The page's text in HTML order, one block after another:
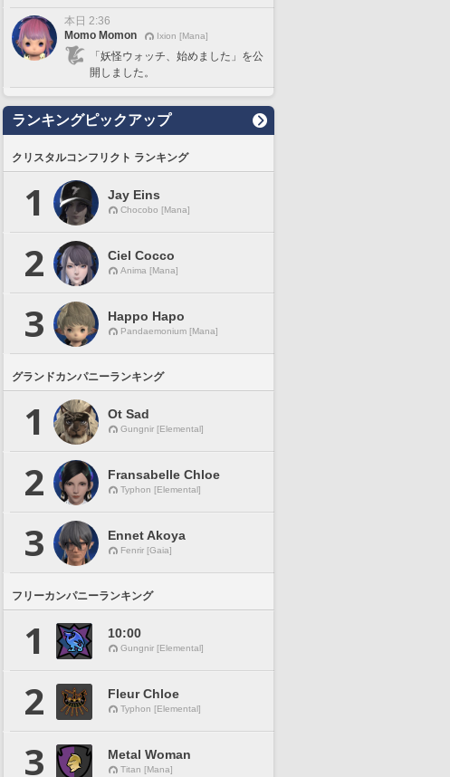
本日 2:36
Momo Momon
Ixion [Mana]
「妖怪ウォッチ、始めました」を公
開しました。
ランキングピックアップ
クリスタルコンフリクト ランキング
1 Jay Eins
Chocobo [Mana]
2 Ciel Cocco
Anima [Mana]
3 Happo Hapo
Pandaemonium [Mana]
グランドカンパニーランキング
1 Ot Sad
Gungnir [Elemental]
2 Fransabelle Chloe
Typhon [Elemental]
3 Ennet Akoya
Fenrir [Gaia]
フリーカンパニーランキング
1 10:00
Gungnir [Elemental]
2 Fleur Chloe
Typhon [Elemental]
3 Metal Woman
Titan [Mana]